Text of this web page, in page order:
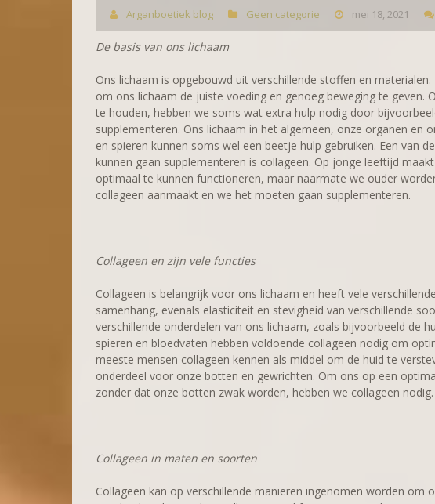
Arganboetiek blog Geen categorie mei 18, 2021
De basis van ons lichaam
Ons lichaam is opgebouwd uit verschillende stoffen en
om ons lichaam de juiste voeding en genoeg beweging te geven.
te houden, hebben we soms wat extra hulp nodig door
supplementeren. Ons lichaam in het algemeen, onze organen en
en spieren kunnen soms wel een beetje hulp gebruiken. Een van
kunnen gaan supplementeren is collageen. Op jonge leeftijd
optimaal te kunnen functioneren, maar naarmate we ouder
collageen aanmaakt en we het moeten gaan supplementeren.
Collageen en zijn vele functies
Collageen is belangrijk voor ons lichaam en heeft vele
samenhang, evenals elasticiteit en stevigheid van verschillende
verschillende onderdelen van ons lichaam, zoals bijvoorbeeld de
spieren en bloedvaten hebben voldoende collageen nodig om
meeste mensen collageen kennen als middel om de huid te
onderdeel voor onze botten en gewrichten. Om ons op een
zonder dat onze botten zwak worden, hebben we collageen nodig.
Collageen in maten en soorten
Collageen kan op verschillende manieren ingenomen worden om